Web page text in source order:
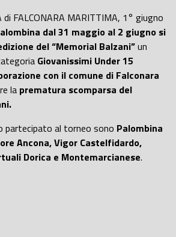
di FALCONARA MARITTIMA, 1° giugno
dal 31 maggio al 2 giugno si
del “Memorial Balzani”un
Giovanissimi Under 15
con il comune di Falconara
la prematura scomparsa del
partecipato al torneo sono Palombina
Ancona, Vigor Castelfidardo,
Dorica e Montemarcianese.